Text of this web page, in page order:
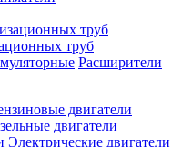
труб
Расширители
двигатели
двигатели
Электрические двигатели